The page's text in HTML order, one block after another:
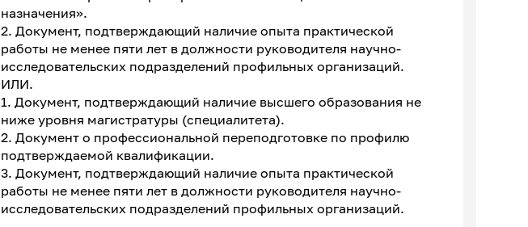
назначения».
2. Документ, подтверждающий наличие опыта практической
работы не менее пяти лет в должности руководителя научно-
исследовательских подразделений профильных организаций.
ИЛИ.
1. Документ, подтверждающий наличие высшего образования не
ниже уровня магистратуры (специалитета).
2. Документ о профессиональной переподготовке по профилю
подтверждаемой квалификации.
3. Документ, подтверждающий наличие опыта практической
работы не менее пяти лет в должности руководителя научно-
исследовательских подразделений профильных организаций.